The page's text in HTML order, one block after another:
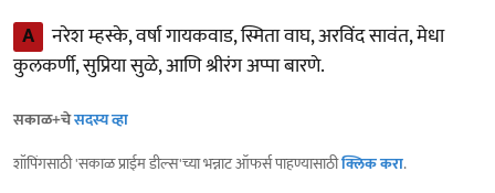
A नरेश म्हस्के, वर्षा गायकवाड, स्मिता वाघ, अरविंद सावंत, मेधा
कुलकर्णी, सुप्रिया सुळे, आणि श्रीरंग अप्पा बारणे.
सकाळ+चेसदस्य व्हा
शॉपिंगसाठी 'सकाळ प्राईम डील्स'च्या भन्नाट ऑफर्स पाहण्यासाठीक्लिक करा.